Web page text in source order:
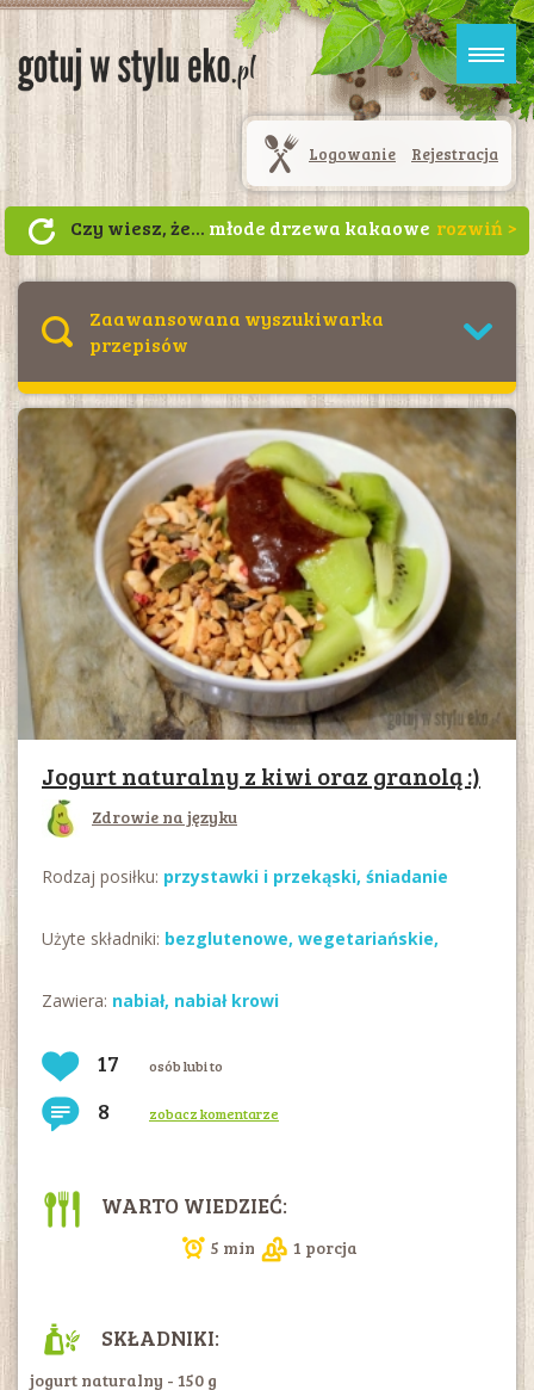
Logowanie Rejestracja
Czy wiesz, że... młode drzewa kakaowe
potrzebują dużo cienia, dlatego sadzi
się je między rzędami wyższych drzew,
które chronią przed intensywnym
działaniem promieni słonecznych
Zaawansowana wyszukiwarka
przepisów
Jogurt naturalny z kiwi oraz granolą :)
Zdrowie na języku
Rodzaj posiłku: przystawki i przekąski, śniadanie
Użyte składniki: bezglutenowe, wegetariańskie,
Zawiera: nabiał, nabiał krowi
17 osób lubi to
8 zobacz komentarze
WARTO WIEDZIEĆ:
5 min 1 porcja
SKŁADNIKI:
jogurt naturalny - 150 g